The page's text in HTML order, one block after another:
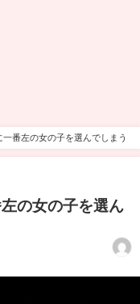
一番左の女の子を選んでしまう
の女の子を選ん